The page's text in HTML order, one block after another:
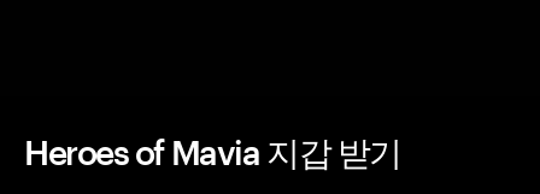
Heroes of Mavia 지갑 받기